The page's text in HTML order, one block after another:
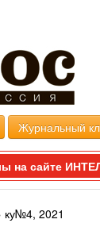
Журнальный
на сайте
ку№4, 2021